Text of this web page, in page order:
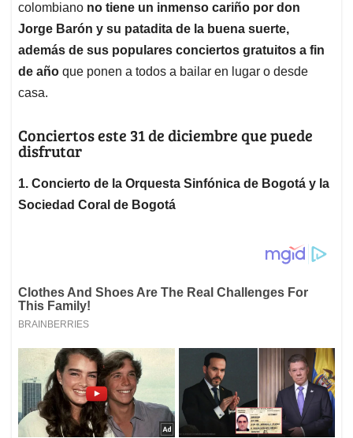
colombiano no tiene un inmenso cariño por don
Jorge Barón y su patadita de la buena suerte,
además de sus populares conciertos gratuitos a fin
de año que ponen a todos a bailar en lugar o desde
casa.
Conciertos este 31 de diciembre que puede
disfrutar
1. Concierto de la Orquesta Sinfónica de Bogotá y la
Sociedad Coral de Bogotá